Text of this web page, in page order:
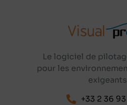
Le logiciel de
pour les
+33 2 36